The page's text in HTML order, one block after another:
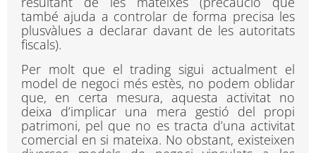
també ajuda a controlar de forma precisa les
plusvàlues a declarar davant de les autoritats
fiscals).
Per molt que el trading sigui actualment el
model de negoci més estès, no podem oblidar
que, en certa mesura, aquesta activitat no
deixa d’implicar una mera gestió del propi
patrimoni, pel que no es tracta d’una activitat
comercial en si mateixa. No obstant, existeixen